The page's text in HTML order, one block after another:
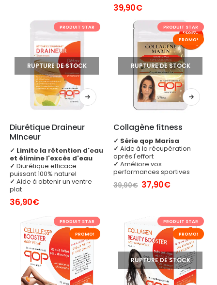
39,90€
PRODUIT STAR
RUPTURE DE STOCK
Diurétique Draineur
Minceur
✓ Limite la rétention d'eau
et élimine l'excès d'eau
✓ Diurétique efficace
puissant 100% naturel
✓ Aide à obtenir un ventre
plat
36,90€
PRODUIT STAR
PROMO!
RUPTURE DE STOCK
Collagène fitness
✓ Série qop Marisa
✓ Aide à la récupération
après l'effort
✓ Améliore vos
performances sportives
39,90€ Le
prix
39,90€.
37,90€Le
37,90€.
PRODUIT STAR
PROMO!
PRODUIT STAR
PROMO!
RUPTURE DE STOCK